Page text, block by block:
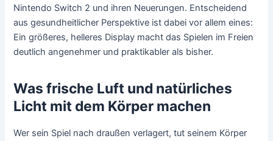
Nintendo Switch 2 und ihren Neuerungen. Entscheidend
aus gesundheitlicher Perspektive ist dabei vor allem eines:
Ein größeres, helleres Display macht das Spielen im Freien
deutlich angenehmer und praktikabler als bisher.
Was frische Luft und natürliches
Licht mit dem Körper machen
Wer sein Spiel nach draußen verlagert, tut seinem Körper